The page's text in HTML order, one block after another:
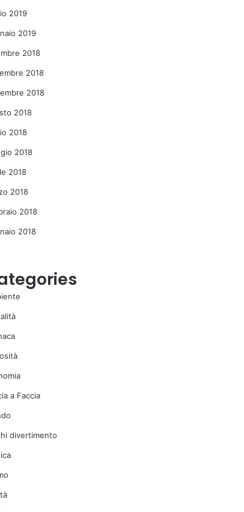
2019
2019
2018
2018
2018
2018
2018
2018
2018
2018
2018
2018
a Faccia
divertimento